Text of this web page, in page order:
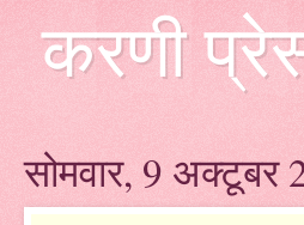
करणी
सोमवार, 9 अक्टूबर